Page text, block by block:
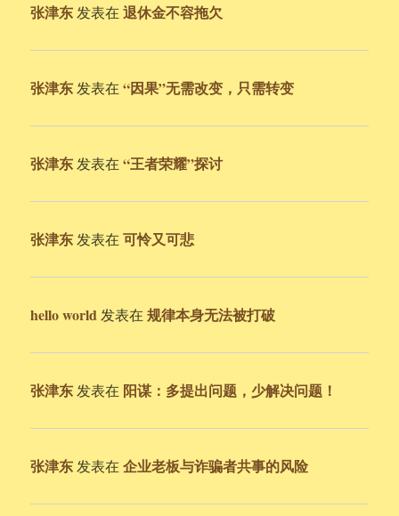
张津东 发表在退休金不容拖欠
张津东 发表在“因果”无需改变，只需转变
张津东 发表在“王者荣耀”探讨
张津东 发表在可怜又可悲
hello world 发表在规律本身无法被打破
张津东 发表在 阳谋：多提出问题，少解决问题！
张津东 发表在企业老板与诈骗者共事的风险